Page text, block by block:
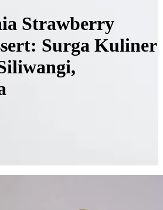
Strawberry
Surga Kuliner